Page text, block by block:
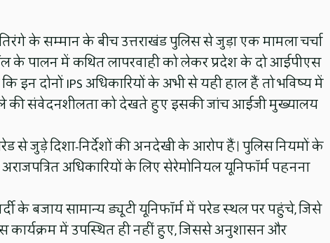
के सम्मान के बीच उत्तराखंड पुलिस से जुड़ा एक मामला चर्चा
के पालन में कथित लापरवाही को लेकर प्रदेश के दो आईपीएस
दोनों IPS अधिकारियों के अभी से यही हाल हैं तो भविष्य में
की संवेदनशीलता को देखते हुए इसकी जांच आईजी मुख्यालय
से जुड़े दिशा-निर्देशों की अनदेखी के आरोप हैं। पुलिस नियमों के
अराजपत्रित अधिकारियों के लिए सेरेमोनियल यूनिफॉर्म पहनना
के बजाय सामान्य ड्यूटी यूनिफॉर्म में परेड स्थल पर पहुंचे, जिसे
कार्यक्रम में उपस्थित ही नहीं हुए, जिससे अनुशासन और